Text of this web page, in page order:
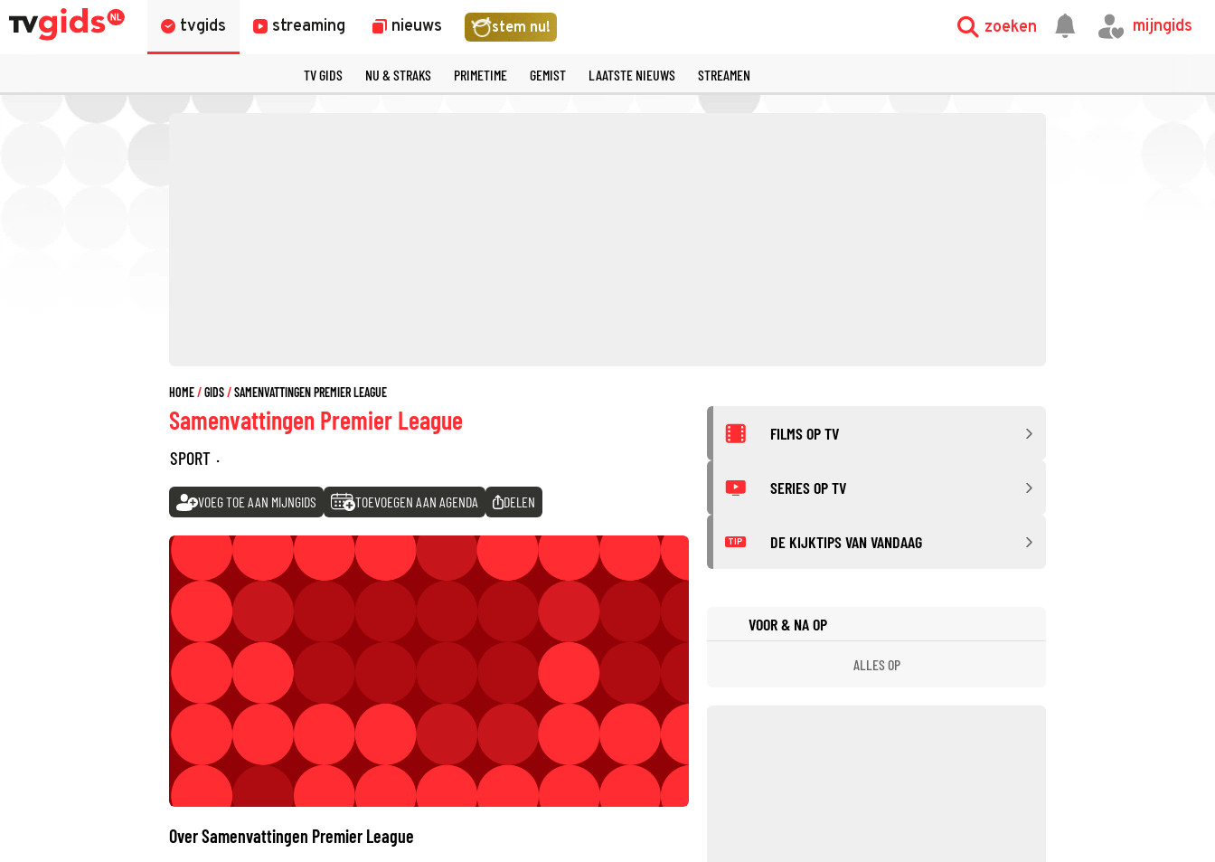
tvgids streaming nieuws stem nu! zoeken mijngids
TV GIDS NU & STRAKS PRIMETIME GEMIST LAATSTE NIEUWS STREAMEN
HOME GIDS SAMENVATTINGEN PREMIER LEAGUE
Samenvattingen Premier League
SPORT ·
VOEG TOE AAN MIJNGIDS TOEVOEGEN AAN AGENDA DELEN
Over Samenvattingen Premier League
FILMS OP TV
SERIES OP TV
TIP DE KIJKTIPS VAN VANDAAG
VOOR & NA OP
ALLES OP